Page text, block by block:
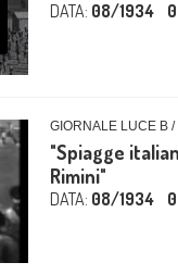
DATA: 08/1934
GIORNALE LUCE B
"Spiagge
Rimini"
DATA: 08/1934